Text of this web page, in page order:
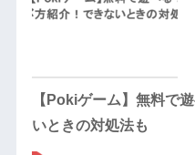
【Pokiゲーム】無料で
いときの対処法も